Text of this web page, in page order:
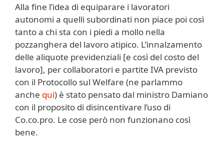
Alla fine l’idea di equiparare i lavoratori
autonomi a quelli subordinati non piace poi così
tanto a chi sta con i piedi a mollo nella
pozzanghera del lavoro atipico. L’innalzamento
delle aliquote previdenziali [e così del costo del
lavoro], per collaboratori e partite IVA previsto
con il Protocollo sul Welfare (ne parlammo
anche qui) è stato pensato dal ministro Damiano
con il proposito di disincentivare l’uso di
Co.co.pro. Le cose però non funzionano così
bene.